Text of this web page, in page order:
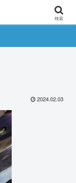
2024.02.03
検索